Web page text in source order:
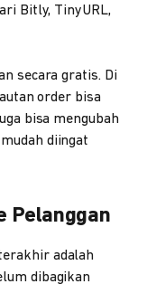
Bitly, TinyURL,
secara gratis. Di
order bisa
bisa mengubah
diingat
Pelanggan
adalah
dibagikan